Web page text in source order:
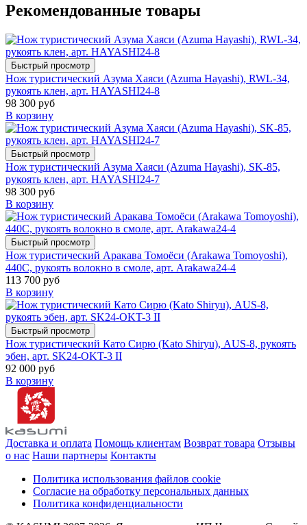
Рекомендованные товары
Быстрый просмотр
Нож туристический Азума Хаяси (Azuma Hayashi), RWL-34,
рукоять клен, арт. HAYASHI24-8
98 300 руб
В корзину
Быстрый просмотр
Нож туристический Азума Хаяси (Azuma Hayashi), SK-85,
рукоять клен, арт. HAYASHI24-7
98 300 руб
В корзину
Быстрый просмотр
Нож туристический Аракава Томоёси (Arakawa Tomoyoshi),
440C, рукоять волокно в смоле, арт. Arakawa24-4
113 700 руб
В корзину
Быстрый просмотр
Нож туристический Като Сирю (Kato Shiryu), AUS-8, рукоять
эбен, арт. SK24-OKT-3 II
92 000 руб
В корзину
Доставка и оплата Помощь клиентам Возврат товара Отзывы
о нас Наши партнеры Контакты
Политика использования файлов cookie
Согласие на обработку персональных данных
Политика конфиденциальности